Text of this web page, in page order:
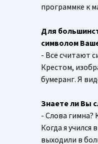
программке к
Для
символом
- Все считают
Крестом,
бумеранг. Я
Знаете ли Вы
- Слова гимна?
Когда я
выходили в